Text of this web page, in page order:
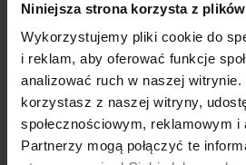
Niniejsza strona korzysta z
Wykorzystujemy pliki cookie do
i reklam, aby oferować funkcje
analizować ruch w naszej
korzystasz z naszej witryny,
społecznościowym, reklamowym i
Partnerzy mogą połączyć te
23-25.09.2026 , godz: 8:30-15.30
Szczegóły
1 200,00 zł + VAT 23%
Czas trwania:3 dni (21 godzin)
Kontakt